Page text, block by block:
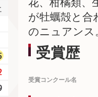
花、柑橘類、
が牡蠣殻と合
のニュアンス
受賞歴
受賞コンクール名